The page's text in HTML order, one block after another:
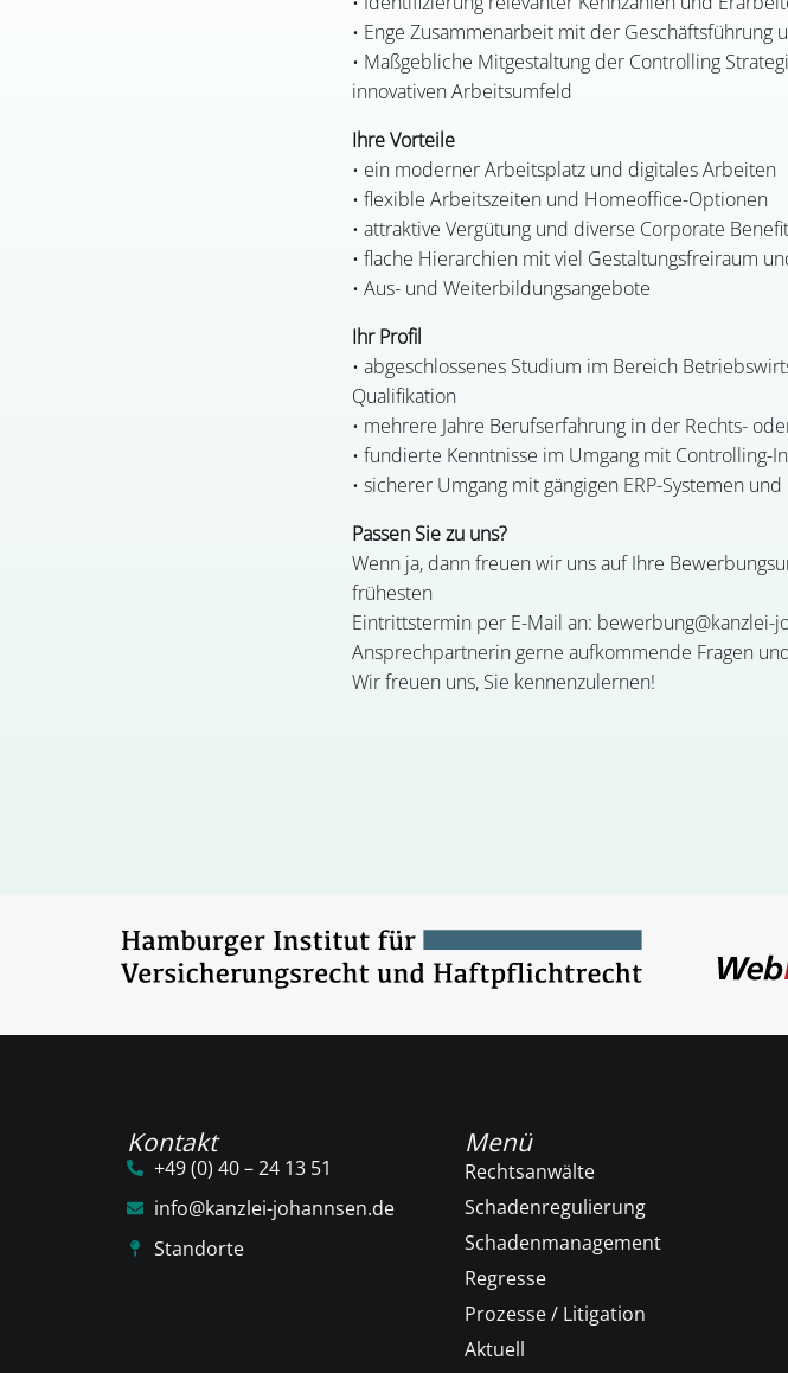
• Enge Zusammenarbeit mit der Geschäftsführung
• Maßgebliche Mitgestaltung der Controlling
innovativen Arbeitsumfeld
Ihre Vorteile
• ein moderner Arbeitsplatz und digitales Arbeiten
• flexible Arbeitszeiten und Homeoffice-Optionen
• attraktive Vergütung und diverse Corporate
• flache Hierarchien mit viel Gestaltungsfreiraum
• Aus- und Weiterbildungsangebote
Ihr Profil
• abgeschlossenes Studium im Bereich
Qualifikation
• mehrere Jahre Berufserfahrung in der Rechts-
• fundierte Kenntnisse im Umgang mit Controlling-
• sicherer Umgang mit gängigen ERP-Systemen
Passen Sie zu uns?
Wenn ja, dann freuen wir uns auf Ihre
frühesten
Eintrittstermin per E-Mail an:
Ansprechpartnerin gerne aufkommende Fragen
Wir freuen uns, Sie kennenzulernen!
Kontakt
+49 (0) 40 – 24 13 51
info@kanzlei-johannsen.de
Standorte
Menü
Rechtsanwälte
Schadenregulierung
Schadenmanagement
Regresse
Prozesse / Litigation
Aktuell